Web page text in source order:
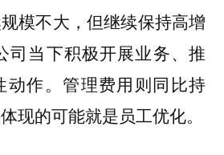
模不大，但继续保持高增
司当下积极开展业务、推
动作。管理费用则同比持
现的可能就是员工优化。